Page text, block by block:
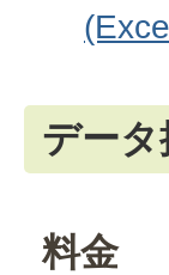
デー
料金